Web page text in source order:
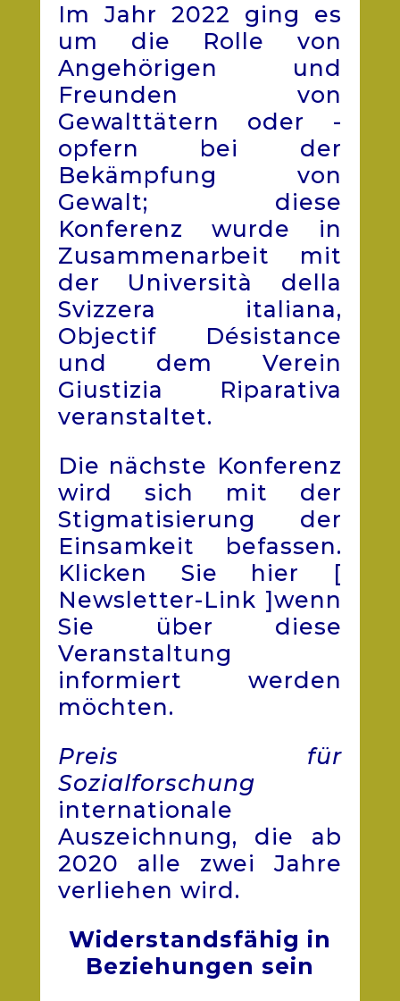
Im Jahr 2022 ging es
um die Rolle von
Angehörigen und
Freunden von
Gewalttätern oder -
opfern bei der
Bekämpfung von
Gewalt; diese
Konferenz wurde in
Zusammenarbeit mit
der Università della
Svizzera italiana,
Objectif Désistance
und dem Verein
Giustizia Riparativa
veranstaltet.
Die nächste Konferenz
wird sich mit der
Stigmatisierung der
Einsamkeit befassen.
Klicken Sie hier [
Newsletter-Link ]wenn
Sie über diese
Veranstaltung
informiert werden
möchten.
Preis für
Sozialforschung
internationale
Auszeichnung, die ab
2020 alle zwei Jahre
verliehen wird.
Widerstandsfähig in
Beziehungen sein